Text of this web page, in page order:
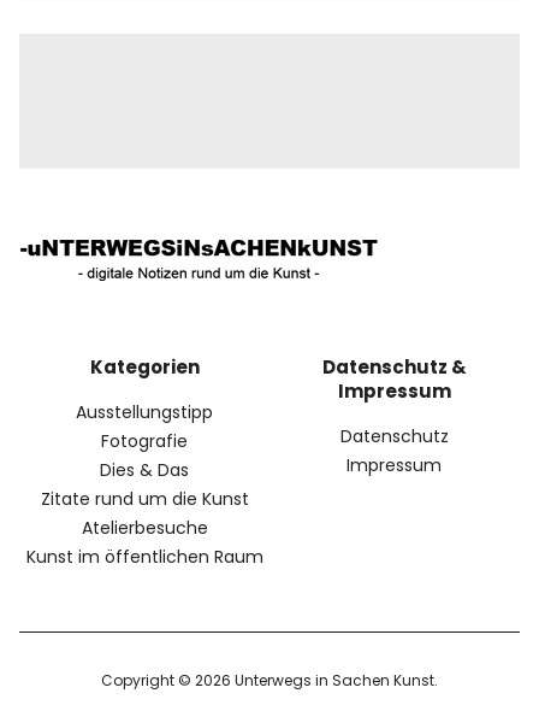
Kategorien
Ausstellungstipp
Fotografie
Dies & Das
Zitate rund um die Kunst
Atelierbesuche
Kunst im öffentlichen Raum
Datenschutz &
Impressum
Datenschutz
Impressum
Copyright © 2026 Unterwegs in Sachen Kunst